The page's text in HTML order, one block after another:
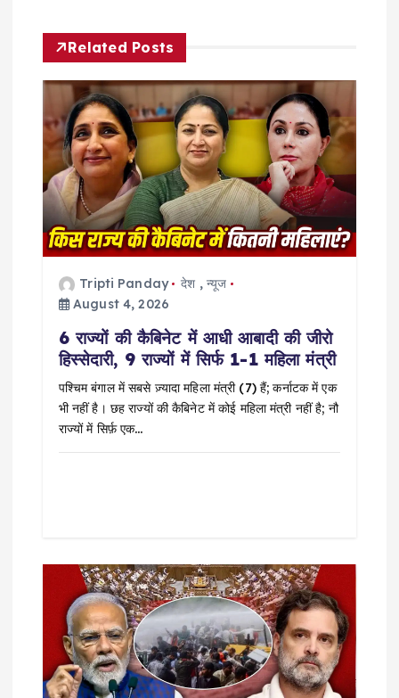
a
v
g
a
t
Related Posts
Tripti Panday देश , न्यूज
August 4, 2026
6 राज्यों की कैबिनेट में आधी आबादी की जीरो
हिस्सेदारी, 9 राज्यों में सिर्फ 1-1 महिला मंत्री
पश्चिम बंगाल में सबसे ज़्यादा महिला मंत्री (7) हैं; कर्नाटक में एक
भी नहीं है। छह राज्यों की कैबिनेट में कोई महिला मंत्री नहीं है; नौ
राज्यों में सिर्फ़ एक…